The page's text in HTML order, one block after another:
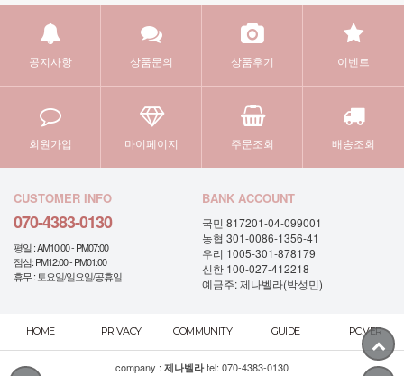
공지사항 상품문의 상품후기 이벤트
회원가입 마이페이지 주문조회 배송조회
CUSTOMER INFO
070-4383-0130
평일 : AM10:00 - PM07:00
점심: PM12:00 - PM01:00
휴무 : 토요일/일요일/공휴일
BANK ACCOUNT
국민 817201-04-099001
농협 301-0086-1356-41
우리 1005-301-878179
신한 100-027-412218
예금주: 제나벨라(박성민)
HOME PRIVACY COMMUNITY GUIDE PC.VER
company : 제나벨라 tel: 070-4383-0130